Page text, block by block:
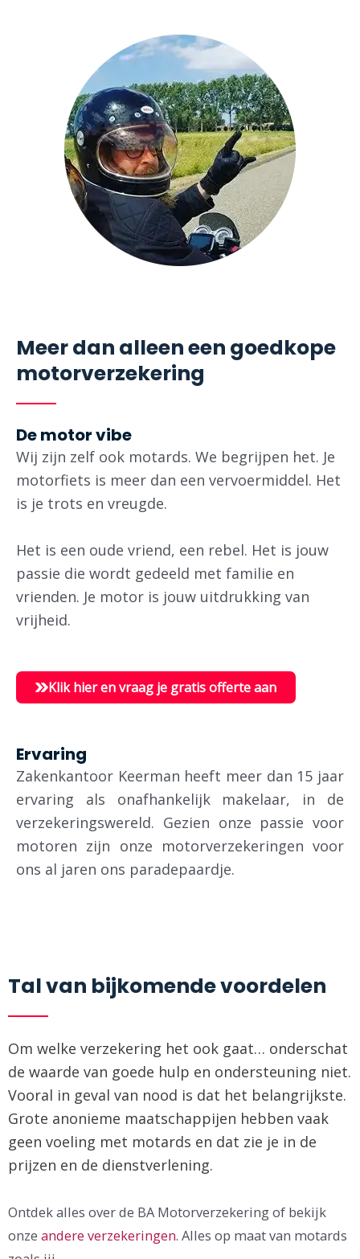
Meer dan alleen een goedkope
motorverzekering ​
De motor vibe
Wij zijn zelf ook motards. We begrijpen het. Je
motorfiets is meer dan een vervoermiddel. Het
is je trots en vreugde.
Het is een oude vriend, een rebel. Het is jouw
passie die wordt gedeeld met familie en
vrienden. Je motor is jouw uitdrukking van
vrijheid.
Klik hier en vraag je gratis offerte aan
Ervaring
Zakenkantoor Keerman heeft meer dan 15 jaar
ervaring als onafhankelijk makelaar, in de
verzekeringswereld. Gezien onze passie voor
motoren zijn onze motorverzekeringen voor
ons al jaren ons paradepaardje.
Tal van bijkomende voordelen
Om welke verzekering het ook gaat… onderschat
de waarde van goede hulp en ondersteuning niet.
Vooral in geval van nood is dat het belangrijkste.
Grote anonieme maatschappijen hebben vaak
geen voeling met motards en dat zie je in de
prijzen en de dienstverlening.
Ontdek alles over de BA Motorverzekering of bekijk
onze andere verzekeringen. Alles op maat van motards